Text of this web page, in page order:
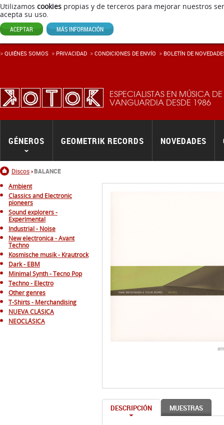
Utilizamos cookies propias y de terceros para mejorar nuestros
acepta su uso.
ACEPTAR MÁS INFORMACIÓN
ESPECIALISTAS EN MÚSICA DE
VANGUARDIA DESDE 1986
Inicio
Discos BALANCE
GÉNEROS GEOMETRIK RECORDS NOVEDADES
QUIÉNES SOMOS PRIVACIDAD CONDICIONES DE ENVÍ­O BOLETÍN DE
Ambient
Classics and Electronic
pioneers
Sound explorers -
Experimental
Industrial - Noise
New electronica - Avant
Techno
Kosmische musik - Krautrock
Dark - EBM
Minimal Synth - Tecno Pop
Techno - Electro
Other genres
T-Shirts - Merchandising
NUEVA CLÁSICA
NEOCLÁSICA
DESCRIPCIÓN MUESTRAS